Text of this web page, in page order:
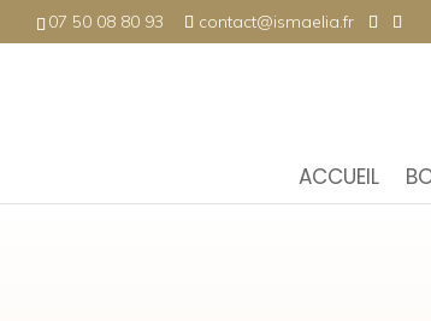
07 50 08 80 93 contact@ismaelia.fr
ACCUEIL